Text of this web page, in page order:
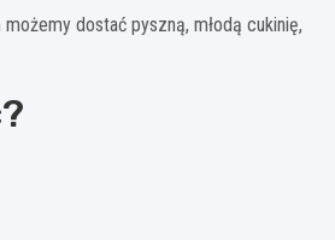
dostać pyszną, młodą cukinię,